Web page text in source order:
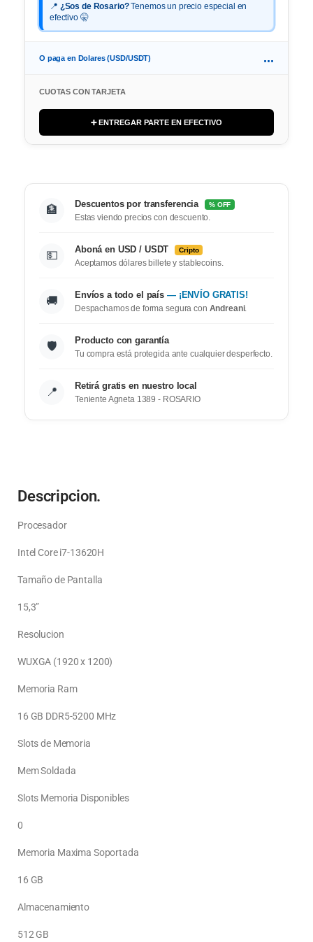
📍 ¿Sos de Rosario?Tenemos un precio especial en
efectivo 🤫
O paga en Dolares (USD/USDT) ...
CUOTAS CON TARJETA
➕ ENTREGAR PARTE EN EFECTIVO
🏦 Descuentos por transferencia % OFF
Estas viendo precios con descuento.
💵 Aboná en USD / USDT Cripto
Aceptamos dólares billete y stablecoins.
🚚 Envíos a todo el país — ¡ENVÍO GRATIS!
Despachamos de forma segura con Andreani.
🛡️ Producto con garantía
Tu compra está protegida ante cualquier desperfecto.
📍 Retirá gratis en nuestro local
Teniente Agneta 1389 - ROSARIO
Descripcion.
Procesador
Intel Core i7-13620H
Tamaño de Pantalla
15,3”
Resolucion
WUXGA (1920 x 1200)
Memoria Ram
16 GB DDR5-5200 MHz
Slots de Memoria
Mem Soldada
Slots Memoria Disponibles
0
Memoria Maxima Soportada
16 GB
Almacenamiento
512 GB